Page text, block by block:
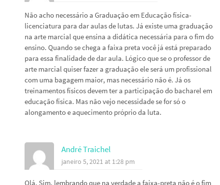
Não acho necessário a Graduação em Educação física-
licenciatura para dar aulas de lutas. Já existe uma graduação
na arte marcial que ensina a didática necessária para o fim do
ensino. Quando se chega a faixa preta você já está preparado
para essa finalidade de dar aula. Lógico que se o professor de
arte marcial quiser fazer a graduação ele será um profissional
com uma bagagem maior, mas necessário não é. Já os
treinamentos físicos devem ter a participação do bacharel em
educação física. Mas não vejo necessidade se for só o
alongamento e aquecimento próprio da luta.
André Traichel
janeiro 5, 2021 at 1:28 pm
Olá. Sim, lembrando que na verdade a faixa-preta não é o fim